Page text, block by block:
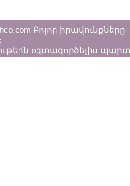
Բոլոր իրավունքները
օգտագործելիս